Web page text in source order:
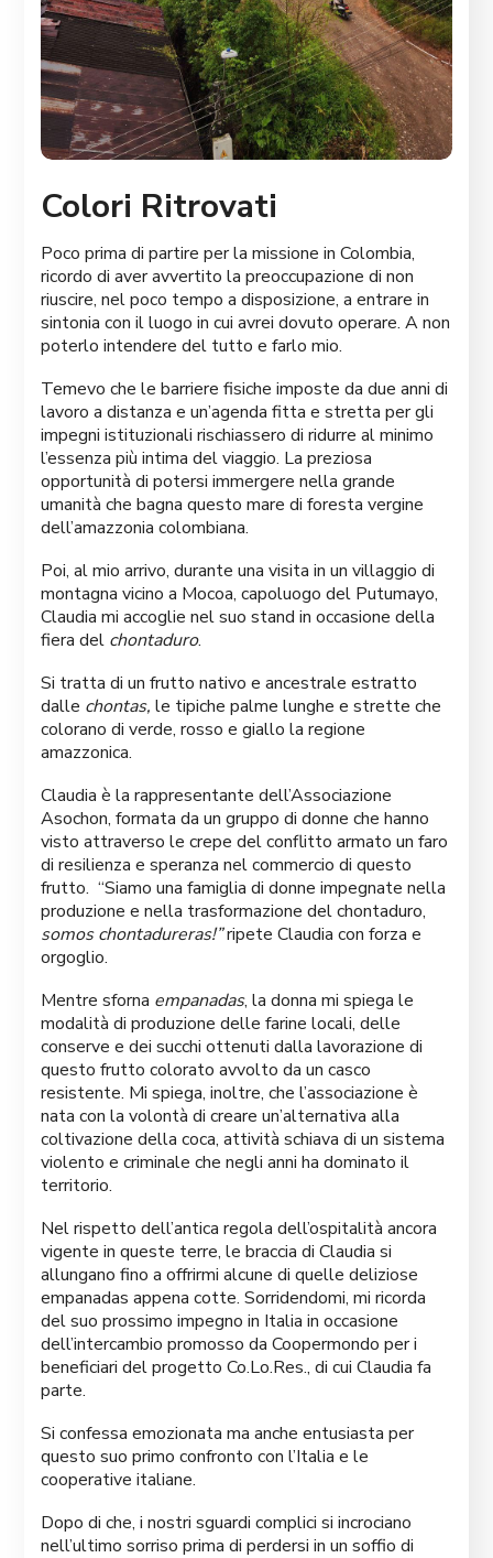
Colori Ritrovati
Poco prima di partire per la missione in Colombia,
ricordo di aver avvertito la preoccupazione di non
riuscire, nel poco tempo a disposizione, a entrare in
sintonia con il luogo in cui avrei dovuto operare. A non
poterlo intendere del tutto e farlo mio.
Temevo che le barriere fisiche imposte da due anni di
lavoro a distanza e un’agenda fitta e stretta per gli
impegni istituzionali rischiassero di ridurre al minimo
l’essenza più intima del viaggio. La preziosa
opportunità di potersi immergere nella grande
umanità che bagna questo mare di foresta vergine
dell’amazzonia colombiana.
Poi, al mio arrivo, durante una visita in un villaggio di
montagna vicino a Mocoa, capoluogo del Putumayo,
Claudia mi accoglie nel suo stand in occasione della
fiera del chontaduro.
Si tratta di un frutto nativo e ancestrale estratto
dalle chontas,le tipiche palme lunghe e strette che
colorano di verde, rosso e giallo la regione
amazzonica.
Claudia è la rappresentante dell’Associazione
Asochon, formata da un gruppo di donne che hanno
visto attraverso le crepe del conflitto armato un faro
di resilienza e speranza nel commercio di questo
frutto. “Siamo una famiglia di donne impegnate nella
produzione e nella trasformazione del chontaduro,
somos chontadureras!”ripete Claudia con forza e
orgoglio.
Mentre sforna empanadas, la donna mi spiega le
modalità di produzione delle farine locali, delle
conserve e dei succhi ottenuti dalla lavorazione di
questo frutto colorato avvolto da un casco
resistente. Mi spiega, inoltre, che l’associazione è
nata con la volontà di creare un’alternativa alla
coltivazione della coca, attività schiava di un sistema
violento e criminale che negli anni ha dominato il
territorio.
Nel rispetto dell’antica regola dell’ospitalità ancora
vigente in queste terre, le braccia di Claudia si
allungano fino a offrirmi alcune di quelle deliziose
empanadas appena cotte. Sorridendomi, mi ricorda
del suo prossimo impegno in Italia in occasione
dell’intercambio promosso da Coopermondo per i
beneficiari del progetto Co.Lo.Res., di cui Claudia fa
parte.
Si confessa emozionata ma anche entusiasta per
questo suo primo confronto con l’Italia e le
cooperative italiane.
Dopo di che, i nostri sguardi complici si incrociano
nell’ultimo sorriso prima di perdersi in un soffio di